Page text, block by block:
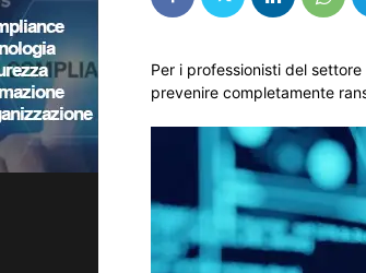
Per i professionisti del
prevenire completamente